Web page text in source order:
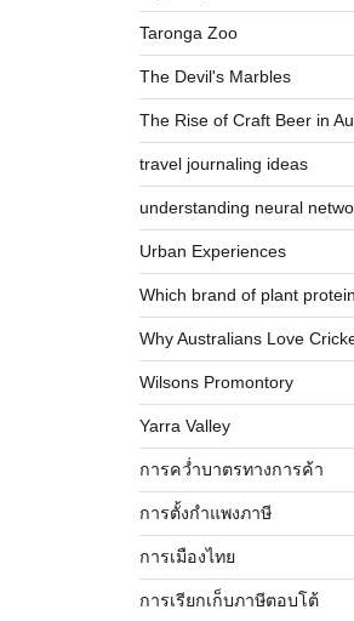
Taronga Zoo
The Devil's Marbles
The Rise of Craft Beer in
travel journaling ideas
understanding neural
Urban Experiences
Which brand of plant
Why Australians Love
Wilsons Promontory
Yarra Valley
การคว่ำบาตรทางการค้า
การตั้งกำแพงภาษี
การเมืองไทย
การเรียกเก็บภาษีตอบโต้